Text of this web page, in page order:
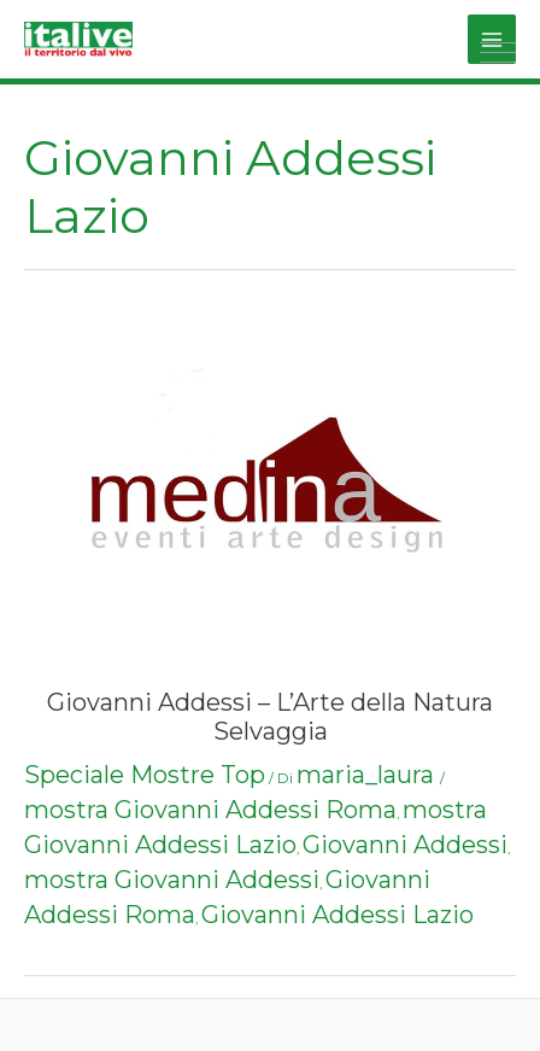
Main
Giovanni Addessi
Lazio
Giovanni Addessi – L’Arte della Natura
Selvaggia
Speciale Mostre Top / Di maria_laura /
mostra Giovanni Addessi Roma, mostra
Giovanni Addessi Lazio, Giovanni Addessi,
mostra Giovanni Addessi, Giovanni
Addessi Roma, Giovanni Addessi Lazio